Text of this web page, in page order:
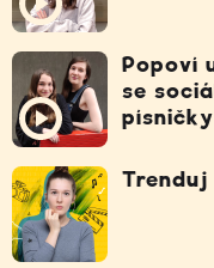
Popoví
se
písničky
Trenduj